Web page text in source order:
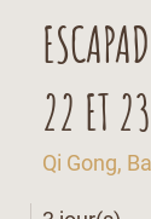
22 ET
Qi Gong,